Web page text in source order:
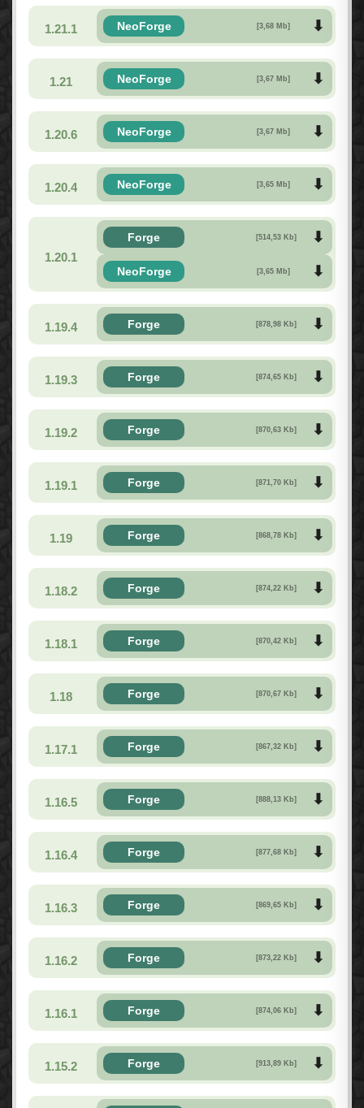
1.21.1 NeoForge [3,68 Mb]
1.21 NeoForge [3,67 Mb]
1.20.6 NeoForge [3,67 Mb]
1.20.4 NeoForge [3,65 Mb]
1.20.1
Forge [514,53 Kb]
NeoForge [3,65 Mb]
1.19.4 Forge [878,98 Kb]
1.19.3 Forge [874,65 Kb]
1.19.2 Forge [870,63 Kb]
1.19.1 Forge [871,70 Kb]
1.19 Forge [868,78 Kb]
1.18.2 Forge [874,22 Kb]
1.18.1 Forge [870,42 Kb]
1.18 Forge [870,67 Kb]
1.17.1 Forge [867,32 Kb]
1.16.5 Forge [888,13 Kb]
1.16.4 Forge [877,68 Kb]
1.16.3 Forge [869,65 Kb]
1.16.2 Forge [873,22 Kb]
1.16.1 Forge [874,06 Kb]
1.15.2 Forge [913,89 Kb]